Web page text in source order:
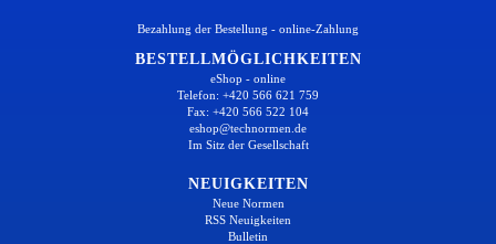
Bezahlung der Bestellung - online-Zahlung
BESTELLMÖGLICHKEITEN
eShop - online
Telefon: +420 566 621 759
Fax: +420 566 522 104
eshop@technormen.de
Im Sitz der Gesellschaft
NEUIGKEITEN
Neue Normen
RSS Neuigkeiten
Bulletin